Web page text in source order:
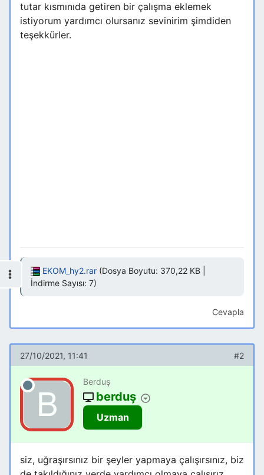
tutar kısmınıda getiren bir çalışma eklemek
istiyorum yardımcı olursanız sevinirim şimdiden
teşekkürler.
EKOM_hy2.rar(Dosya Boyutu: 370,22 KB |
İndirme Sayısı: 7)
Cevapla
27/10/2021, 11:41 #2
Berduş
berduş
Uzman
siz, uğraşırsınız bir şeyler yapmaya çalışırsınız, biz